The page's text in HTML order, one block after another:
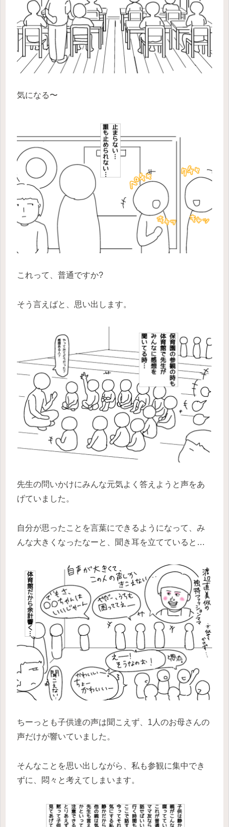
気になる〜
これって、普通ですか?
そう言えばと、思い出します。
先生の問いかけにみんな元気よく答えようと声をあ
げていました。
自分が思ったことを言葉にできるようになって、み
んな大きくなったなーと、聞き耳を立てていると…
ちーっとも子供達の声は聞こえず、1人のお母さんの
声だけが響いていました。
そんなことを思い出しながら、私も参観に集中でき
ずに、悶々と考えてしまいます。